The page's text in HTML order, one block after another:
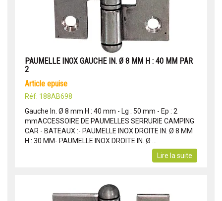
PAUMELLE INOX GAUCHE IN. Ø 8 MM H : 40 MM PAR
2
article epuise
Réf: 188AB698
Gauche In. Ø 8 mm H : 40 mm - Lg : 50 mm - Ep : 2
mmACCESSOIRE DE PAUMELLES SERRURIE CAMPING
CAR - BATEAUX :- PAUMELLE INOX DROITE IN. Ø 8 MM
H : 30 MM- PAUMELLE INOX DROITE IN. Ø ...
Lire la suite